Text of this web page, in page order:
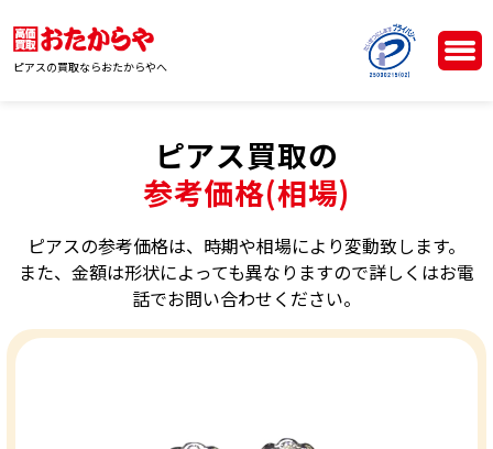
ピアスの買取ならおたからやへ
ピアス買取の
参考価格(相場)
ピアスの参考価格は、時期や相場により変動致します。
また、金額は形状によっても異なりますので詳しくはお電
話でお問い合わせください。